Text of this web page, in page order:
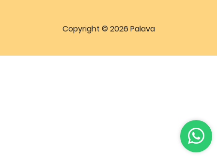
Copyright © 2026 Palava